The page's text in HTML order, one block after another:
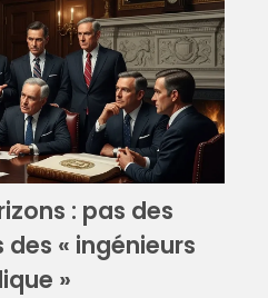
: pas des
« ingénieurs
»